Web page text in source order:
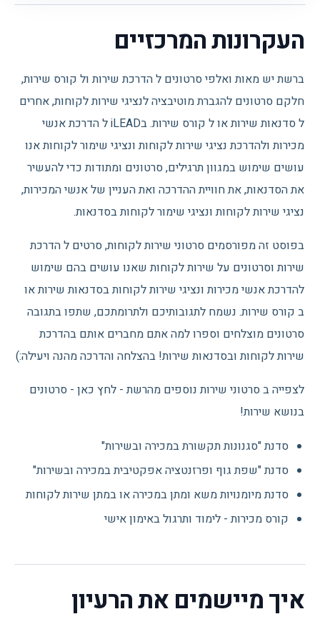
העקרונות המרכזיים
ברשת יש מאות ואלפי סרטונים ל הדרכת שירות ול קורס שירות,
חלקם סרטונים להגברת מוטיבציה לנציגי שירות לקוחות, אחרים
ל סדנאות שירות או ל קורס שירות. בiLEAD ל הדרכת אנשי
מכירות ולהדרכת נציגי שירות לקוחות ונציגי שימור לקוחות אנו
עושים שימוש במגוון תרגילים, סרטונים ומתודות כדי להעשיר
את הסדנאות, את חוויית ההדרכה ואת העניין של אנשי המכירות,
נציגי שירות לקוחות ונציגי שימור לקוחות בסדנאות.
בפוסט זה מפורסמים סרטוני שירות לקוחות, סרטים ל הדרכת
שירות וסרטונים על שירות לקוחות שאנו עושים בהם שימוש
להדרכת אנשי מכירות ונציגי שירות לקוחות בסדנאות שירות או
ב קורס שירות. נשמח לתגובותיכם ולתרומתכם, שתפו בתגובה
סרטונים מוצלחים וספרו למה אתם מחברים אותם בהדרכת
שירות לקוחות ובסדנאות שירות! בהצלחה והדרכה מהנה ויעילה:)
לצפייה ב סרטוני שירות נוספים מהרשת - לחץ כאן - סרטונים
בנושא שירות!
סדנת "סגנונות תקשורת במכירה ובשירות"
סדנת "שפת גוף ופרזנטציה אפקטיבית במכירה ובשירות"
סדנת מיומנויות משא ומתן במכירה או במתן שירות לקוחות
קורס מכירות - לימוד ותרגול באימון אישי
איך מיישמים את הרעיון